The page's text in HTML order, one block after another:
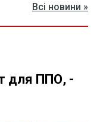
Всі новини »
для ППО, -